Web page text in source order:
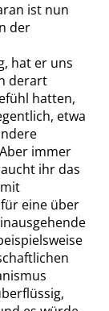
ist nun
der
hat er uns
derart
hatten,
etwa
immer
ihr das
eine über